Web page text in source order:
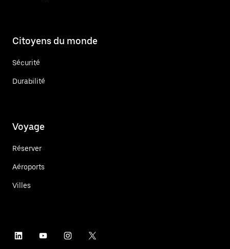
Citoyens du monde
Sécurité
Durabilité
Voyage
Réserver
Aéroports
Villes